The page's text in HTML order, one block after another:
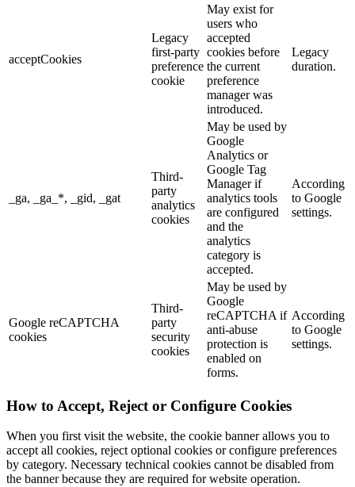
acceptCookies
Legacy
first-party
preference
cookie
May exist for
users who
accepted
cookies before
the current
preference
manager was
introduced.
Legacy
duration.
_ga, _ga_*, _gid, _gat
Third-
party
analytics
cookies
May be used by
Google
Analytics or
Google Tag
Manager if
analytics tools
are configured
and the
analytics
category is
accepted.
According
to Google
settings.
Google reCAPTCHA
cookies
Third-
party
security
cookies
May be used by
Google
reCAPTCHA if
anti-abuse
protection is
enabled on
forms.
According
to Google
settings.
How to Accept, Reject or Configure Cookies
When you first visit the website, the cookie banner allows you to
accept all cookies, reject optional cookies or configure preferences
by category. Necessary technical cookies cannot be disabled from
the banner because they are required for website operation.